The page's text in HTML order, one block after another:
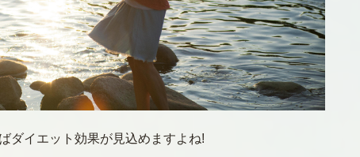
ダイエット効果が見込めますよね!